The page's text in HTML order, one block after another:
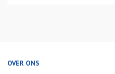
OVER ONS